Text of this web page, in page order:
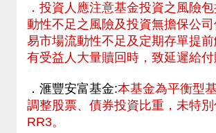
．投資人應注意基金投資之風險
動性不足之風險及投資無擔保公
易市場流動性不足及定期存單提
有受益人大量贖回時，致延遲給
．滙豐安富基金:本基金為平衡型
調整股票、債券投資比重，未特
RR3。